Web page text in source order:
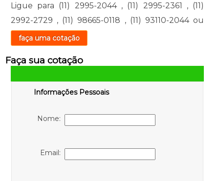
Ligue para (11) 2995-2044 , (11) 2995-2361 , (11)
2992-2729 , (11) 98665-0118 , (11) 93110-2044 ou
faça uma cotação
Faça sua cotação
Informações Pessoais
Nome:
Email: